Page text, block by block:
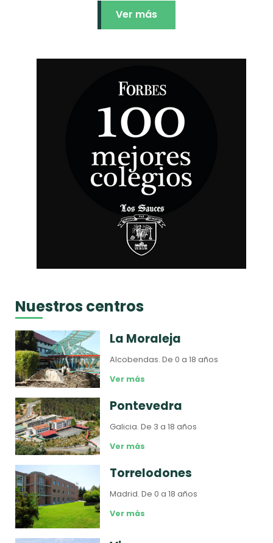
Ver más
Nuestros centros
La Moraleja
Alcobendas.De 0 a 18 años
Ver más
Pontevedra
Galicia.De 3 a 18 años
Ver más
Torrelodones
Madrid.De 0 a 18 años
Ver más